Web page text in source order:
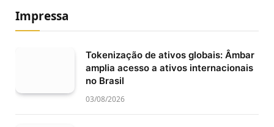
Impressa
Tokenização de ativos globais: Âmbar
amplia acesso a ativos internacionais
no Brasil
03/08/2026